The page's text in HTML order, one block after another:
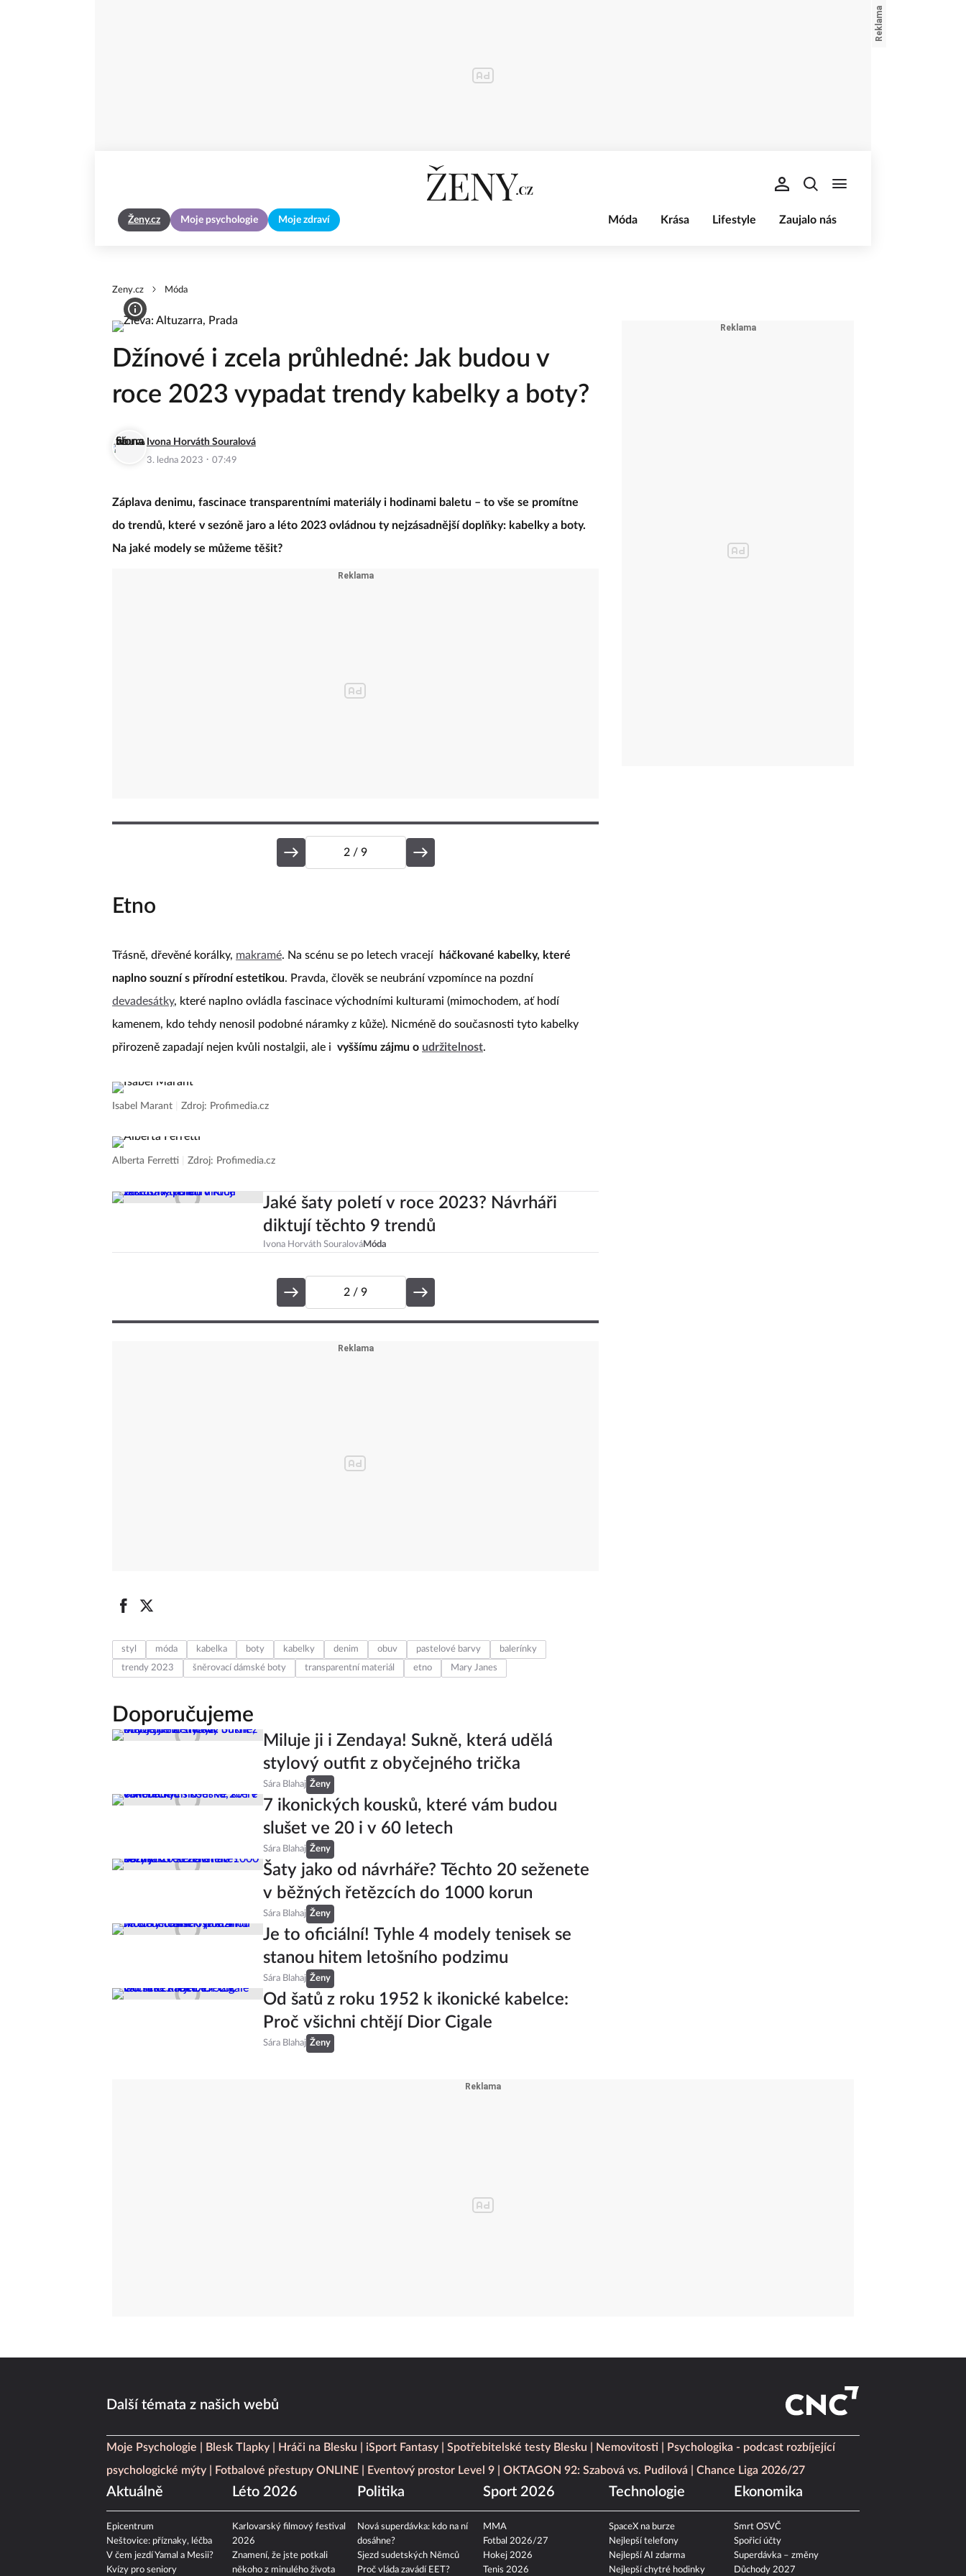
Ženy.cz Moje psychologie Moje zdraví Móda Krása Lifestyle Zaujalo nás
Zeny.cz Móda
Džínové i zcela průhledné: Jak budou v
roce 2023 vypadat trendy kabelky a boty?
Ivona Horváth Souralová
3. ledna 2023 · 07:49
Záplava denimu, fascinace transparentními materiály i hodinami baletu – to vše se promítne
do trendů, které v sezóně jaro a léto 2023 ovládnou ty nejzásadnější doplňky: kabelky a boty.
Na jaké modely se můžeme těšit?
2 / 9
Etno
Třásně, dřevěné korálky, makramé. Na scénu se po letech vracejí
háčkované kabelky, které
naplno souzní s přírodní estetikou. Pravda, člověk se neubrání vzpomínce na pozdní
devadesátky, které naplno ovládla fascinace východními kulturami (mimochodem, ať hodí
kamenem, kdo tehdy nenosil podobné náramky z kůže). Nicméně do současnosti tyto kabelky
přirozeně zapadají nejen kvůli nostalgii, ale i vyššímu zájmu o udržitelnost.
Isabel Marant Zdroj: Profimedia.cz
Alberta Ferretti Zdroj: Profimedia.cz
Jaké šaty poletí v roce 2023? Návrháři
diktují těchto 9 trendů
Ivona Horváth SouralováMóda
2 / 9
styl móda kabelka boty kabelky denim obuv pastelové barvy
balerínky
trendy 2023
šněrovací dámské boty transparentní materiál etno Mary Janes
Doporučujeme
Miluje ji i Zendaya! Sukně, která udělá
stylový outfit z obyčejného trička
Sára Blahaj Ženy
7 ikonických kousků, které vám budou
slušet ve 20 i v 60 letech
Sára Blahaj Ženy
Šaty jako od návrháře? Těchto 20 seženete
v běžných řetězcích do 1000 korun
Sára Blahaj Ženy
Je to oficiální! Tyhle 4 modely tenisek se
stanou hitem letošního podzimu
Sára Blahaj Ženy
Od šatů z roku 1952 k ikonické kabelce:
Proč všichni chtějí Dior Cigale
Sára Blahaj Ženy
Další témata z našich webů
Moje Psychologie Blesk Tlapky Hráči na Blesku iSport Fantasy Spotřebitelské testy Blesku Nemovitosti
Psychologika - podcast rozbíjející
psychologické mýty
Fotbalové přestupy ONLINE Eventový prostor Level 9 OKTAGON 92: Szabová vs. Pudilová Chance Liga 2026/27
Aktuálně
Epicentrum
Neštovice: příznaky, léčba
V čem jezdí Yamal a Mesii?
Kvízy pro seniory
Léto 2026
Karlovarský filmový festival
2026
Znamení, že jste potkali
někoho z minulého života
Politika
Nová superdávka: kdo na ní
dosáhne?
Sjezd sudetských Němců
Proč vláda zavádí EET?
Sport 2026
MMA
Fotbal 2026/27
Hokej 2026
Tenis 2026
Technologie
SpaceX na burze
Nejlepší telefony
Nejlepší AI zdarma
Nejlepší chytré hodinky
Ekonomika
Smrt OSVČ
Spořicí účty
Superdávka – změny
Důchody 2027